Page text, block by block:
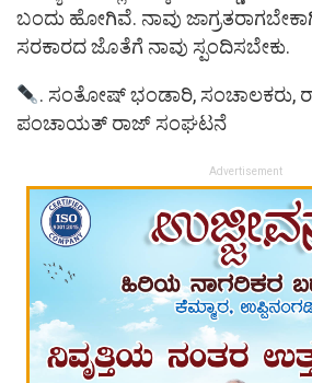
ಬಂದು ಹೋಗಿವೆ. ನಾವು
ಸರಕಾರದ ಜೊತೆಗೆ ನಾವು ಸ್ಪಂದಿಸಬೇಕು.
. ಸಂತೋಷ್ ಭಂಡಾರಿ, ಸಂಚಾಲಕರು,
ಪಂಚಾಯತ್ ರಾಜ್ ಸಂಘಟನೆ
Advertisement